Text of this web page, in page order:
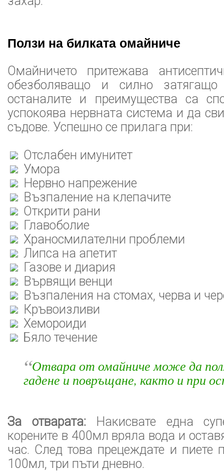
Ползи на билката омайниче
Омайничето притежава
обезболяващо и силно затягащо
останалите и преимущества са
успокоява нервната система и да
съдове. Успешно се прилага при:
Отслабен имунитет
Умора
Нервно напрежение
Възпаление на клепачите
Открити рани
Главоболие
Храносмилателни проблеми
Липса на апетит
Газове и диария
Вървящи венци
Възпаления на стомах, черва и
Кръвоизливи
Хемороиди
Бяло течение
“Отвара от омайниче може да
гадене и повръщане, както и при
За отварата: Накисвате една
корените в 400мл вряла вода и
час. След това прецеждате и пиете
100мл, три пъти дневно.